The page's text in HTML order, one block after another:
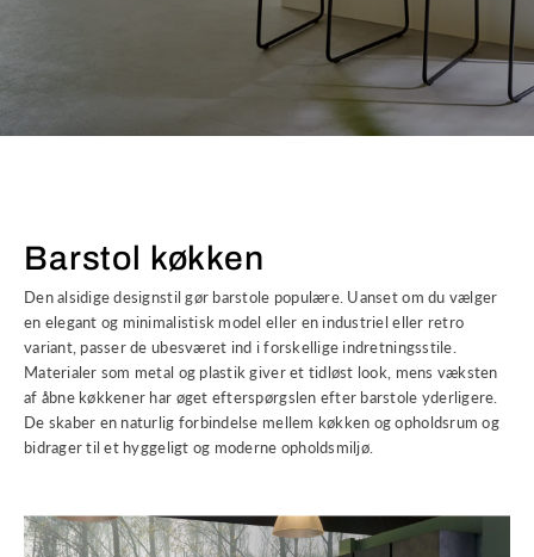
Barstol køkken
Den alsidige designstil gør barstole populære. Uanset om du vælger
en elegant og minimalistisk model eller en industriel eller retro
variant, passer de ubesværet ind i forskellige indretningsstile.
Materialer som metal og plastik giver et tidløst look, mens væksten
af åbne køkkener har øget efterspørgslen efter barstole yderligere.
De skaber en naturlig forbindelse mellem køkken og opholdsrum og
bidrager til et hyggeligt og moderne opholdsmiljø.